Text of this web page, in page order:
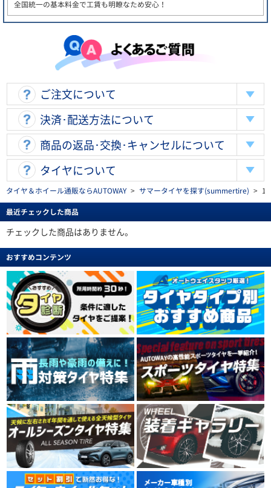
全国統一の基本料金で工賃も明瞭なため安心！
ご注文について
決済･配送方法について
商品の返品･交換･キャンセルについて
タイヤについて
タイヤ＆ホイール通販ならAUTOWAY > サマータイヤを探す(summertire) >
最近チェックした商品
チェックした商品はありません。
おすすめコンテンツ